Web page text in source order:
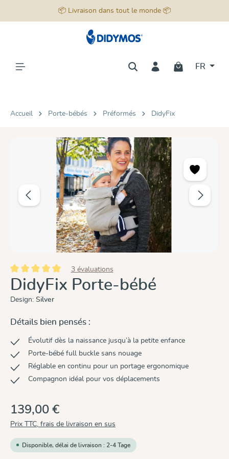
📦 Livraison dans tout le monde 📦
FR
Accueil Porte-bébés Préformés DidyFix
Ignorer la galerie d'images
Note moyenne de 5 sur 5 étoiles
3 évaluations
DidyFix Porte-bébé
Design: Silver
Détails bien pensés :
Évolutif dès la naissance jusqu’à la petite enfance
Porte-bébé full buckle sans nouage
Réglable en continu pour un portage ergonomique
Compagnon idéal pour vos déplacements
139,00 €
Prix TTC, frais de livraison en sus
Disponible, délai de livraison : 2-4 Tage